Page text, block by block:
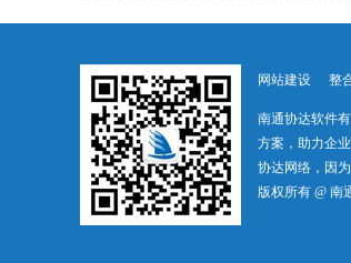
网站建设 整
南通协达软件
方案，助力企
协达网络，因
版权所有 @ 南